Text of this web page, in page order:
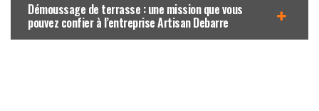
Démoussage de terrasse : une mission que vous
pouvez confier à l’entreprise Artisan Debarre